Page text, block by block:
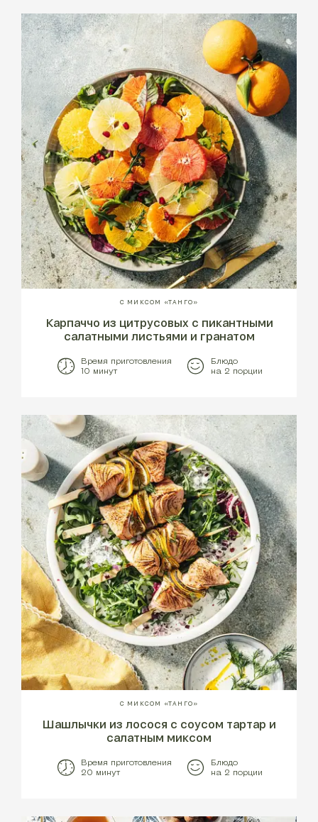
С МИКСОМ «ТАНГО»
Карпаччо из цитрусовых с пикантными
салатными листьями и гранатом
Время приготовления
10 минут
Блюдо
на 2 порции
С МИКСОМ «ТАНГО»
Шашлычки из лосося с соусом тартар и
салатным миксом
Время приготовления
20 минут
Блюдо
на 2 порции